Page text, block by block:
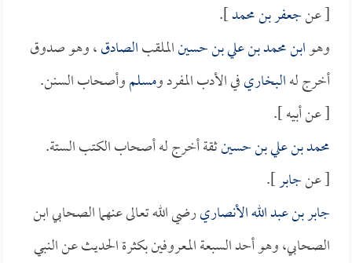
[ عنجعفر بن محمد].
وهوابن محمد بن علي بن حسينالملقبالصادق، وهو صدوق
أخرج لهالبخاريفي الأدب المفرد ومسلموأصحاب السنن.
[ عن أبيه ].
محمد بن علي بن حسينثقة أخرج له أصحاب الكتب الستة.
[ عنجابر].
جابر بن عبد الله الأنصاريرضي الله تعالى عنهما الصحابي ابن
الصحابي، وهو أحد السبعة المعروفين بكثرة الحديث عن النبي